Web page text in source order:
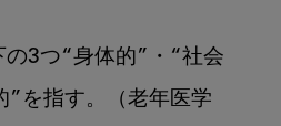
の3つ“身体的”・“社会
”を指す。（老年医学